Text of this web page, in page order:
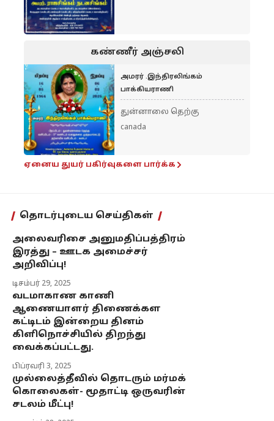
கண்ணீர் அஞ்சலி
அமரர் .இந்திரலிங்கம்
பாக்கியராணி
துன்னாலை தெற்கு
canada
ஏனைய துயர் பகிர்வுகளை பார்க்க
தொடர்புடைய செய்திகள்
அலைவரிசை அனுமதிப்பத்திரம்
இரத்து – ஊடக அமைச்சர்
அறிவிப்பு!
டிசம்பர் 29, 2025
வடமாகாண காணி
ஆணையாளர் திணைக்கள
கட்டிடம் இன்றைய தினம்
கிளிநொச்சியில் திறந்து
வைக்கப்பட்டது.
பிப்ரவரி 3, 2025
முல்லைத்தீவில் தொடரும் மர்மக்
கொலைகள்- மூதாட்டி ஒருவரின்
சடலம் மீட்பு!